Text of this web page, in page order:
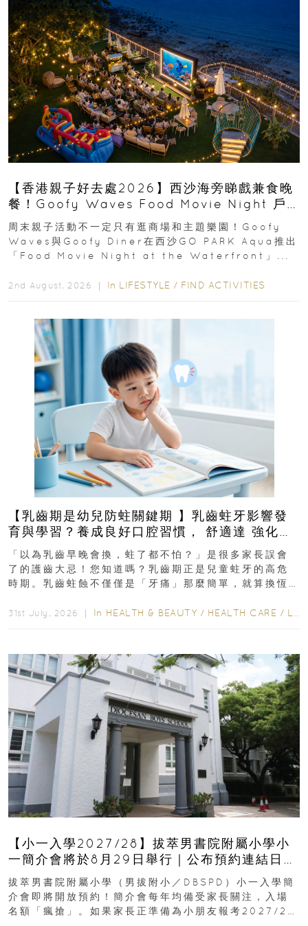
【香港親子好去處2026】西沙海旁睇戲兼食晚
餐！Goofy Waves Food Movie Night 戶
外影院逢週末登場
周末親子活動不一定只有逛商場和主題樂園！Goofy
Waves與Goofy Diner在西沙GO PARK Aqua推出
「Food Movie Night at the Waterfront」...
2nd August, 2026 ｜ In LIFESTYLE / FIND ACTIVITIES
【乳齒期是幼兒防蛀關鍵期 】乳齒蛀牙影響發
育與學習？養成良好口腔習慣， 舒適達 強化琺
瑯質 兒童牙膏防護指南
「以為乳齒早晚會換，蛀了都不怕？」是很多家長誤會
了的護齒大忌！您知道嗎？乳齒期正是兒童蛀牙的高危
時期。乳齒蛀蝕不僅僅是「牙痛」那麼簡單，就算換恆
31st July, 2026 ｜ In HEALTH & BEAUTY / HEALTH CARE / LIFESTYLE
【小一入學2027/28】拔萃男書院附屬小學小
一簡介會將於8月29日舉行｜公布預約連結日期
｜更設有網上重溫
拔萃男書院附屬小學（男拔附小／DBSPD）小一入學簡
介會即將開放預約！簡介會每年均備受家長關注，入場
名額「瘋搶」。如果家長正準備為小朋友報考2027/28